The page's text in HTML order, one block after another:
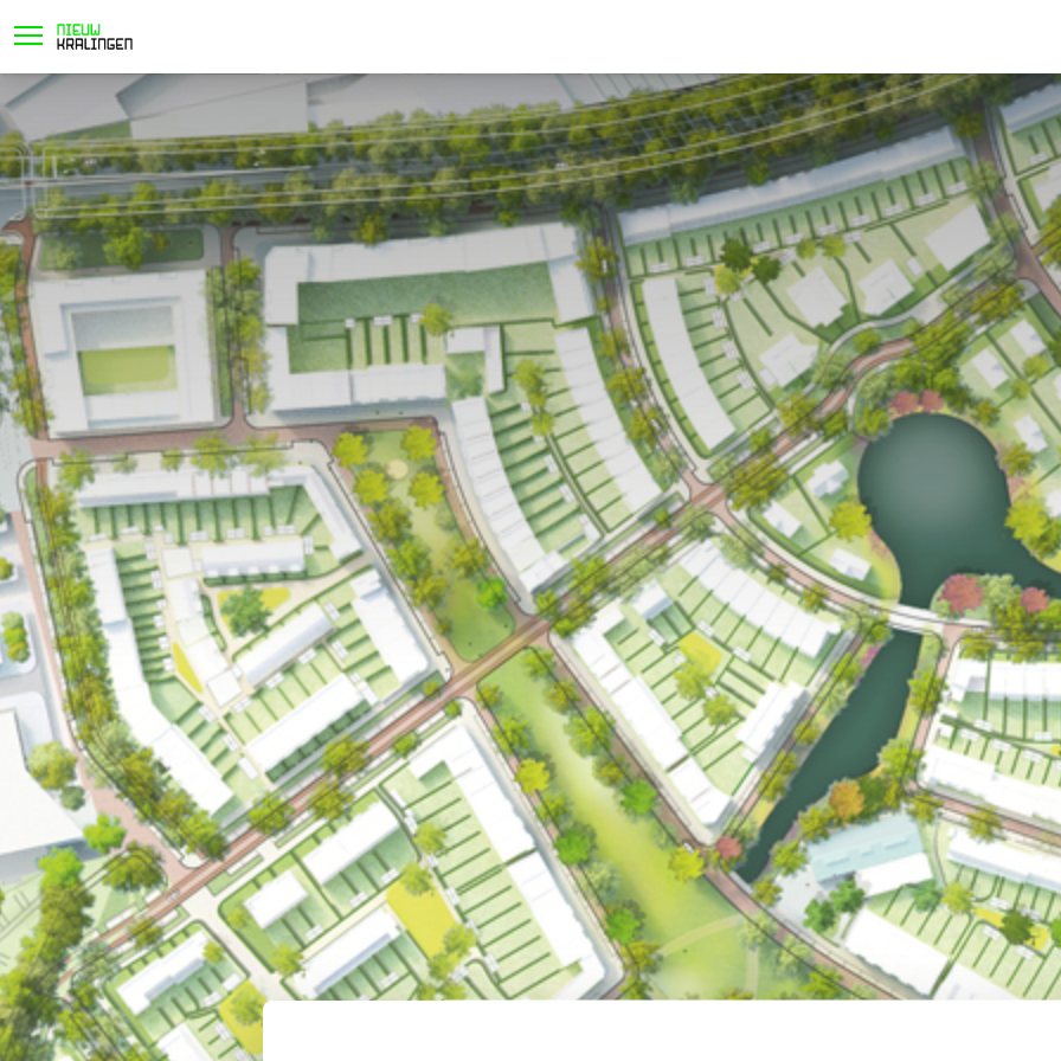
locatie project woningtypes woningaanbod downloads